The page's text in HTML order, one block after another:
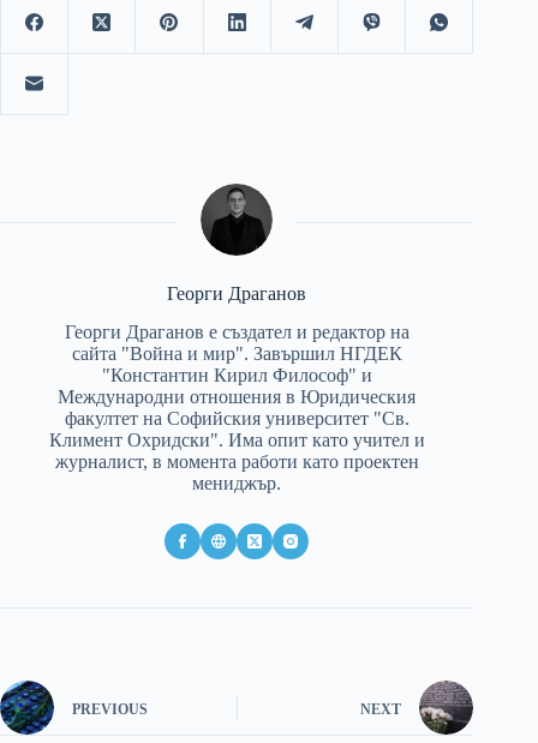
Георги Драганов
Георги Драганов е създател и редактор на
сайта "Война и мир". Завършил НГДЕК
"Константин Кирил Философ" и
Международни отношения в Юридическия
факултет на Софийския университет "Св.
Климент Охридски". Има опит като учител и
журналист, в момента работи като проектен
мениджър.
PREVIOUS NEXT